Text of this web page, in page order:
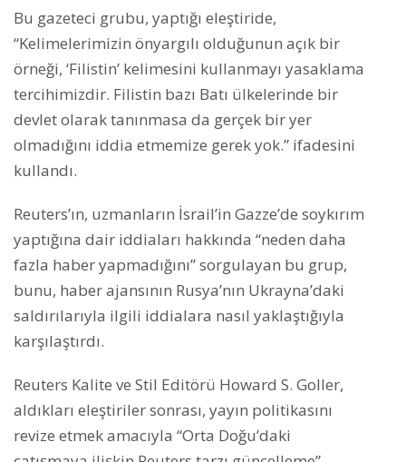
Bu gazeteci grubu, yaptığı eleştiride,
“Kelimelerimizin önyargılı olduğunun açık bir
örneği, ‘Filistin’ kelimesini kullanmayı yasaklama
tercihimizdir. Filistin bazı Batı ülkelerinde bir
devlet olarak tanınmasa da gerçek bir yer
olmadığını iddia etmemize gerek yok.” ifadesini
kullandı.
Reuters’ın, uzmanların İsrail’in Gazze’de soykırım
yaptığına dair iddiaları hakkında “neden daha
fazla haber yapmadığını” sorgulayan bu grup,
bunu, haber ajansının Rusya’nın Ukrayna’daki
saldırılarıyla ilgili iddialara nasıl yaklaştığıyla
karşılaştırdı.
Reuters Kalite ve Stil Editörü Howard S. Goller,
aldıkları eleştiriler sonrası, yayın politikasını
revize etmek amacıyla “Orta Doğu’daki